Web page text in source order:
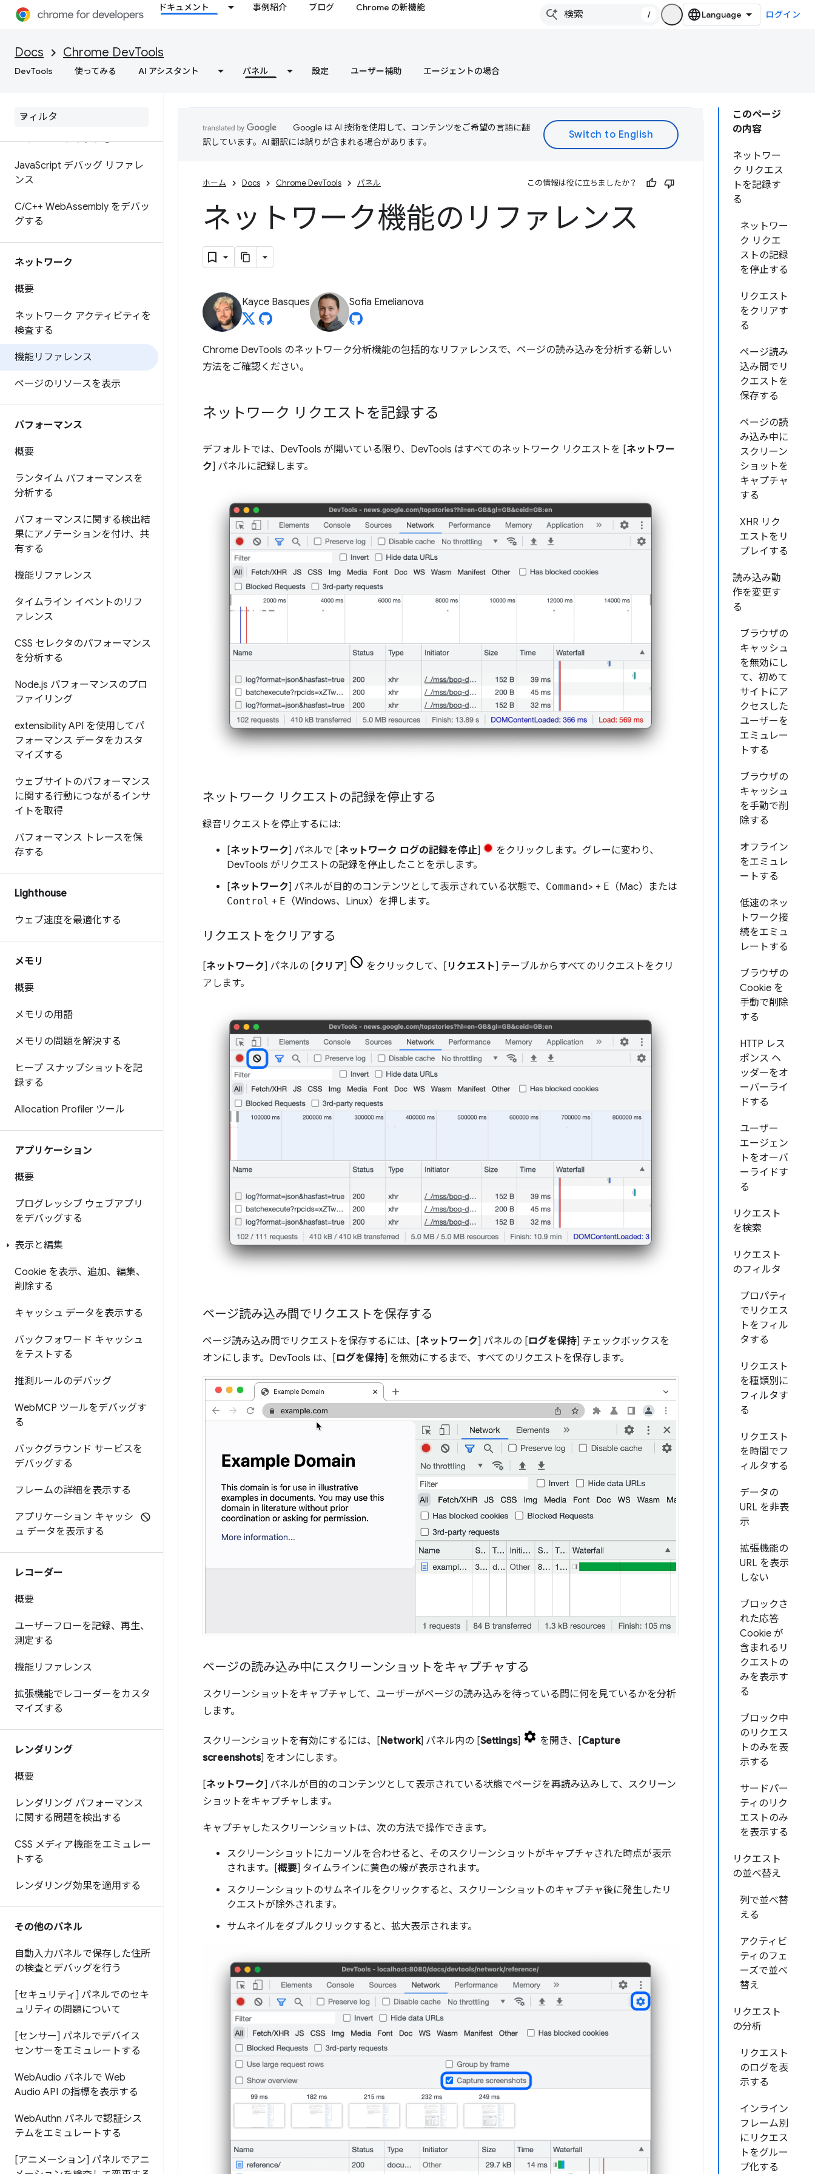
ドキュメント 事例紹介 ブログ Chrome の新機能
/ ログイン
Docs Chrome DevTools
DevTools 使ってみる AI アシスタント パネル 設定 ユーザー補助 エージェントの場合
ignoreList ソースマップ拡張機
ソースファイルへの変更を保存
するようにワークスペースを設
ウェブ コンテンツと HTTP レ
スポンス ヘッダーをローカル
でオーバーライドする
JavaScript デバッグ リファレ
ンス
C/C++ WebAssembly をデバッ
グする
ネットワーク
概要
ネットワーク アクティビティを
検査する
機能リファレンス
ページのリソースを表示
パフォーマンス
概要
ランタイム パフォーマンスを
分析する
パフォーマンスに関する検出結
果にアノテーションを付け、共
有する
機能リファレンス
タイムライン イベントのリフ
ァレンス
CSS セレクタのパフォーマンス
を分析する
Node.js パフォーマンスのプロ
ファイリング
extensibility API を使用してパ
フォーマンス データをカスタ
マイズする
ウェブサイトのパフォーマンス
に関する行動につながるインサ
イトを取得
パフォーマンス トレースを保
存する
Lighthouse
ウェブ速度を最適化する
メモリ
概要
メモリの用語
メモリの問題を解決する
ヒープ スナップショットを記
録する
Allocation Profiler ツール
アプリケーション
概要
プログレッシブ ウェブアプリ
をデバッグする
表示と編集
Cookie を表示、追加、編集、
削除する
キャッシュ データを表示する
バックフォワード キャッシュ
をテストする
推測ルールのデバッグ
WebMCP ツールをデバッグす
る
バックグラウンド サービスを
デバッグする
フレームの詳細を表示する
アプリケーション キャッシ
ュ データを表示する
レコーダー
概要
ユーザーフローを記録、再生、
測定する
機能リファレンス
拡張機能でレコーダーをカスタ
マイズする
レンダリング
概要
レンダリング パフォーマンス
に関する問題を検出する
CSS メディア機能をエミュレー
トする
レンダリング効果を適用する
その他のパネル
自動入力パネルで保存した住所
の検査とデバッグを行う
[セキュリティ] パネルでのセキ
ュリティの問題について
[センサー] パネルでデバイス
センサーをエミュレートする
WebAudio パネルで Web
Audio API の指標を表示する
WebAuthn パネルで認証シス
テムをエミュレートする
[アニメーション] パネルでアニ
このページ
の内容
ネットワー
ク リクエス
トを記録す
る
ネットワー
ク リクエ
ストの記録
を停止する
リクエスト
をクリアす
る
ページ読み
込み間でリ
クエストを
保存する
ページの読
み込み中に
スクリーン
ショットを
キャプチャ
する
XHR リク
エストをリ
プレイする
読み込み動
作を変更す
る
ブラウザの
キャッシュ
を無効にし
て、初めて
サイトにア
クセスした
ユーザーを
エミュレー
トする
ブラウザの
キャッシュ
を手動で削
除する
オフライン
をエミュレ
ートする
低速のネッ
トワーク接
続をエミュ
レートする
ブラウザの
Cookie を
手動で削除
する
HTTP レス
ポンス ヘ
ッダーをオ
ーバーライ
ドする
ユーザー
エージェン
トをオーバ
ーライドす
る
リクエスト
を検索
リクエスト
のフィルタ
プロパティ
でリクエス
トをフィル
タする
リクエスト
を種類別に
フィルタす
る
リクエスト
を時間でフ
ィルタする
データの
URL を非表
示
拡張機能の
URL を表示
しない
ブロックさ
れた応答
Cookie が
含まれるリ
クエストの
みを表示す
る
ブロック中
のリクエス
トのみを表
示する
サードパー
ティのリク
エストのみ
を表示する
リクエスト
の並べ替え
列で並べ替
える
アクティビ
ティのフェ
ーズで並べ
替え
リクエスト
の分析
リクエスト
のログを表
示する
インライン
フレーム別
にリクエス
トをグルー
プ化する
Google は AI 技術を使用して、コンテンツをご希望の言語に翻
訳しています。AI 翻訳には誤りが含まれる場合があります。
ホーム Docs Chrome DevTools パネル この情報は役に立ちましたか？
ネットワーク機能のリファレンス
Kayce Basques Sofia Emelianova
Chrome DevTools のネットワーク分析機能の包括的なリファレンスで、ページの読み込みを分析する新しい
方法をご確認ください。
ネットワーク リクエストを記録する
デフォルトでは、DevTools が開いている限り、DevTools はすべてのネットワーク リクエストを [ネットワー
ク] パネルに記録します。
ネットワーク リクエストの記録を停止する
録音リクエストを停止するには:
[ネットワーク] パネルで [ネットワーク ログの記録を停止]
をクリックします。グレーに変わり、
DevTools がリクエストの記録を停止したことを示します。
[ネットワーク] パネルが目的のコンテンツとして表示されている状態で、 Command> + E （Mac）または
Control + E （Windows、Linux）を押します。
リクエストをクリアする
[ネットワーク] パネルの [クリア] をクリックして、[ リクエスト] テーブルからすべてのリクエストをクリ
アします。
ページ読み込み間でリクエストを保存する
ページ読み込み間でリクエストを保存するには、[ネットワーク] パネルの [ログを保持] チェックボックスを
オンにします。DevTools は、[ログを保持] を無効にするまで、すべてのリクエストを保存します。
ページの読み込み中にスクリーンショットをキャプチャする
スクリーンショットをキャプチャして、ユーザーがページの読み込みを待っている間に何を見ているかを分析
します。
スクリーンショットを有効にするには、[Network] パネル内の [Settings] を開き、[Capture
screenshots] をオンにします。
[ネットワーク] パネルが目的のコンテンツとして表示されている状態でページを再読み込みして、スクリーン
ショットをキャプチャします。
キャプチャしたスクリーンショットは、次の方法で操作できます。
スクリーンショットにカーソルを合わせると、そのスクリーンショットがキャプチャされた時点が表示
されます。[概要] タイムラインに黄色の線が表示されます。
スクリーンショットのサムネイルをクリックすると、スクリーンショットのキャプチャ後に発生したリ
クエストが除外されます。
サムネイルをダブルクリックすると、拡大表示されます。